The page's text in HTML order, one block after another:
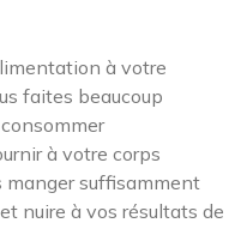
à votre
faites beaucoup
à votre corps
manger suffisamment
nuire à vos résultats de